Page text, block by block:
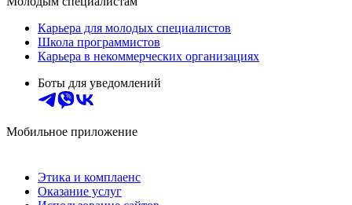
Карьера для молодых специалистов
Школа программистов
Карьера в некоммерческих организациях
Боты для уведомлений
Мобильное приложение
Этика и комплаенс
Оказание услуг